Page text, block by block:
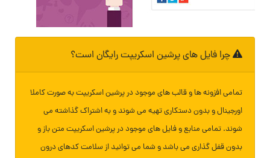
چرا فایل های پرشین اسکریپت رایگان است؟
تمامی افزونه ها و قالب های موجود در پرشین اسکریپت به صورت کاملا
اورجینال و بدون دستکاری تهیه می شوند و به اشتراک گذاشته می
شوند. تمامی منابع و فایل های موجود در پرشین اسکریپت متن باز و
بدون قفل گذاری می باشد و شما می توانید از سلامت کدهای درون